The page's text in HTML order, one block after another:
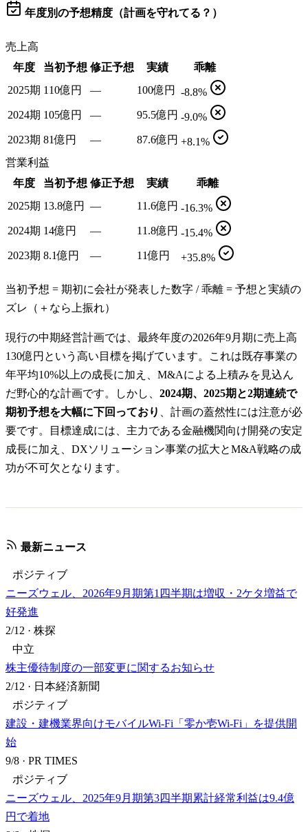
年度別の予想精度（計画を守れてる？）
売上高
年度
当初予想 修正予想 実績
乖離
2025期 110億円 — 100億円
-8.8%
2024期 105億円 — 95.5億円 -9.0%
2023期 81億円 — 87.6億円 +8.1%
営業利益
年度
当初予想 修正予想 実績
乖離
2025期 13.8億円 — 11.6億円 -16.3%
2024期 14億円 — 11.8億円 -15.4%
2023期 8.1億円 — 11億円 +35.8%
当初予想 = 期初に会社が発表した数字 / 乖離 = 予想と実績の
ズレ（＋なら上振れ）
現行の中期経営計画では、最終年度の2026年9月期に売上高
130億円という高い目標を掲げています。これは既存事業の
年平均10%以上の成長に加え、M&Aによる上積みを見込ん
だ野心的な計画です。しかし、 2024期、2025期と2期連続で
期初予想を大幅に下回っており
、計画の蓋然性には注意が必
要です。目標達成には、主力である金融機関向け開発の安定
成長に加え、DXソリューション事業の拡大とM&A戦略の成
功が不可欠となります。
最新ニュース
ポジティブ
ニーズウェル、2026年9月期第1四半期は増収・2ケタ増益で
好発進
2/12 · 株探
中立
株主優待制度の一部変更に関するお知らせ
2/12 · 日本経済新聞
ポジティブ
建設・建機業界向けモバイルWi-Fi「零か壱Wi-Fi」を提供開
始
9/8 · PR TIMES
ポジティブ
ニーズウェル、2025年9月期第3四半期累計経常利益は9.4億
円で着地